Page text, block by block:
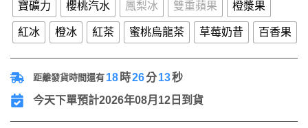
寶礦力 櫻桃汽水 鳳梨冰 雙重蘋果 橙漿果
紅冰 橙冰 紅茶 蜜桃烏龍茶 草莓奶昔 百香果
距離發貨時間還有 18 時26分12秒
今天下單預計2026年08月12日到貨